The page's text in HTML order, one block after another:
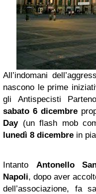
All’indomani
nascono le prime
gli Antispecisti
sabato 6 dicembre
Day(un flash mob
lunedì 8 dicembre in
Intanto Antonello
Napoli, dopo aver
dell’associazione, fa